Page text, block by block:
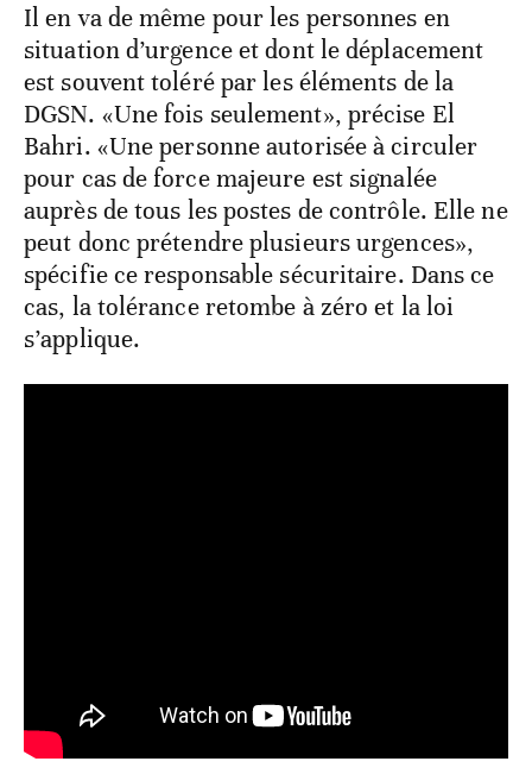
Il en va de même pour les personnes en
situation d’urgence et dont le déplacement
est souvent toléré par les éléments de la
DGSN. «Une fois seulement», précise El
Bahri. «Une personne autorisée à circuler
pour cas de force majeure est signalée
auprès de tous les postes de contrôle. Elle ne
peut donc prétendre plusieurs urgences»,
spécifie ce responsable sécuritaire. Dans ce
cas, la tolérance retombe à zéro et la loi
s’applique.